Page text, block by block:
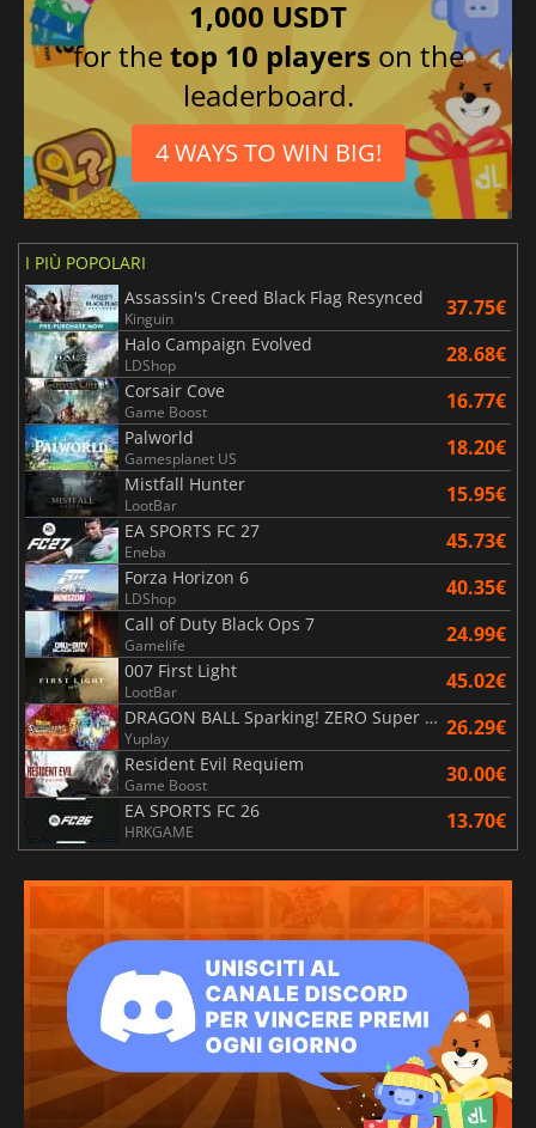
1,000 USDT
for thetop 10 players on the
leaderboard.
4 WAYS TO WIN BIG!
I PIÙ POPOLARI
Assassin's Creed Black Flag Resynced
Kinguin 37.75€
Halo Campaign Evolved
LDShop 28.68€
Corsair Cove
Game Boost 16.77€
Palworld
Gamesplanet US 18.20€
Mistfall Hunter
LootBar 15.95€
EA SPORTS FC 27
Eneba 45.73€
Forza Horizon 6
LDShop 40.35€
Call of Duty Black Ops 7
Gamelife 24.99€
007 First Light
LootBar 45.02€
DRAGON BALL Sparking! ZERO Super Limit Breaking NEO
Yuplay 26.29€
Resident Evil Requiem
Game Boost 30.00€
EA SPORTS FC 26
HRKGAME 13.70€